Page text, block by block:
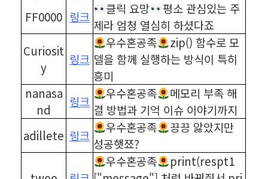
FF0000 링크
클릭 요망
평소 관심있는 주
제라 엄청 열심히 하셨다죠
Curiosit
y
링크
우수혼공족
zip() 함수로 모
델을 함께 실행하는 방식이 특히
흥미
nanasa
nd
링크
우수혼공족
메모리 부족 해
결 방법과 기억 이슈 이야기까지
adillete 링크
우수혼공족
끙끙 앓았지만
성공햇쬬?
우수혼공족
print(respt1